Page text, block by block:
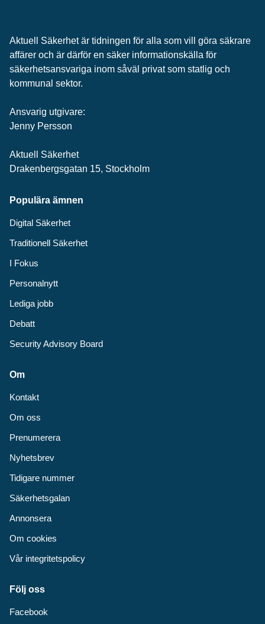
Aktuell Säkerhet är tidningen för alla som vill göra säkrare
affärer och är därför en säker informationskälla för
säkerhets­ansvariga inom såväl privat som statlig och
kommunal sektor.
Ansvarig utgivare:
Jenny Persson
Aktuell Säkerhet
Drakenbergsgatan 15, Stockholm
Populära ämnen
Digital Säkerhet
Traditionell Säkerhet
I Fokus
Personalnytt
Lediga jobb
Debatt
Security Advisory Board
Om
Kontakt
Om oss
Prenumerera
Nyhetsbrev
Tidigare nummer
Säkerhetsgalan
Annonsera
Om cookies
Vår integritetspolicy
Följ oss
Facebook